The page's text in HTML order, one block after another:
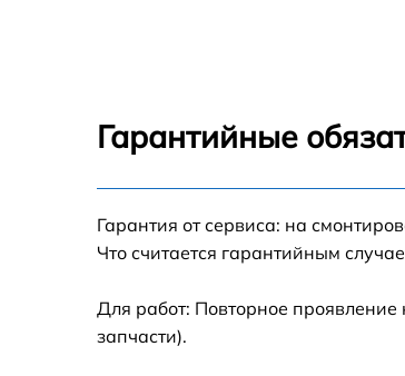
Замена балластера Epson EB-
EB-W42
Гарантийные
Гарантия от сервиса: на
Что считается гарантийным
Для работ: Повторное
запчасти).